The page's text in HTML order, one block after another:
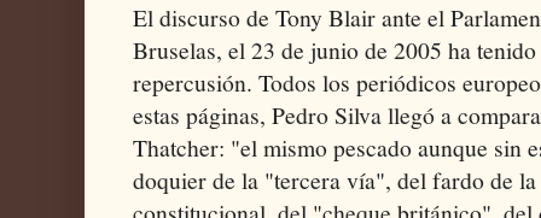
El discurso de Tony Blair ante el
Bruselas, el 23 de junio de 2005 ha
repercusión. Todos los periódicos
estas páginas, Pedro Silva llegó a
Thatcher: "el mismo pescado aunque sin
doquier de la "tercera vía", del fardo de